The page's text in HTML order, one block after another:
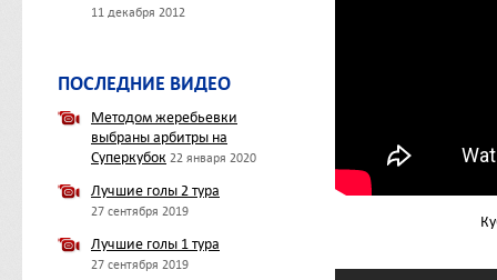
11 декабря 2012
ПОСЛЕДНИЕ ВИДЕО
Методом жеребьевки
выбраны арбитры на
Суперкубок 22 января 2020
Лучшие голы 2 тура
27 сентября 2019
Лучшие голы 1 тура
27 сентября 2019